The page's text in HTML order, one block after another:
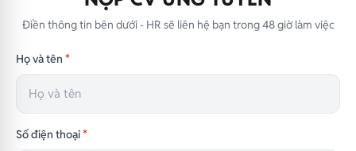
Điền thông tin bên dưới - HR sẽ liên hệ bạn trong 48 giờ làm việc
Họ và tên *
Số điện thoại*